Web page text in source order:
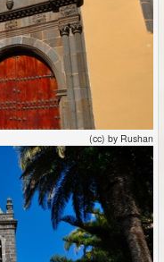
(cc) by Rushan